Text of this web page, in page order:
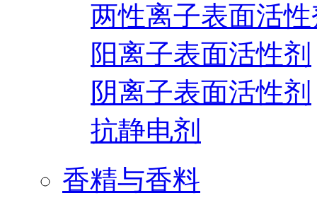
两性离子表面活
阳离子表面活性剂
阴离子表面活性剂
抗静电剂
香精与香料